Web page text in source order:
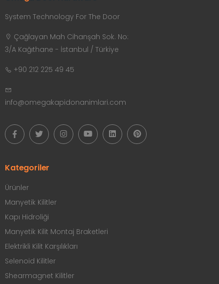
System Technology For The Door
Çağlayan Mah Cihanşah Sok. No:
3/A Kağıthane - İstanbul / Türkiye
+90 212 225 49 45
info@omegakapidonanimlari.com
Kategoriler
Ürünler
Manyetik Kilitler
Kapı Hidroliği
Manyetik Kilit Montaj Braketleri
Elektrikli Kilit Karşılıkları
Selenoid Kilitler
Shearmagnet Kilitler